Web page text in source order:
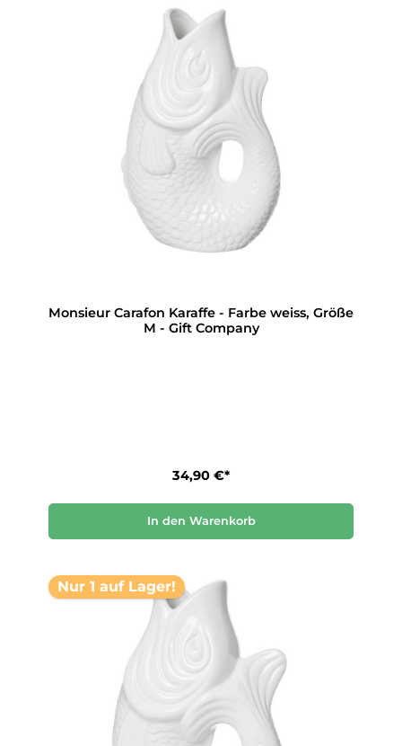
Monsieur Carafon Karaffe - Farbe weiss, Größe
M - Gift Company
34,90 €*
In den Warenkorb
Nur 1 auf Lager!